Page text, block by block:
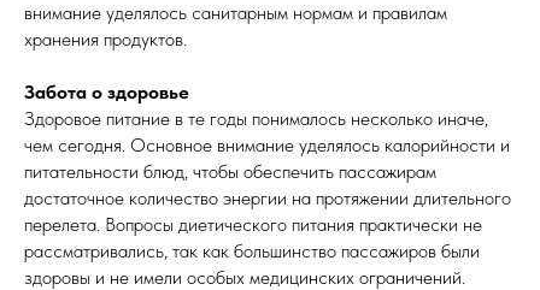
внимание уделялось санитарным нормам и правилам
хранения продуктов.
Забота о здоровье
Здоровое питание в те годы понималось несколько иначе,
чем сегодня. Основное внимание уделялось калорийности и
питательности блюд, чтобы обеспечить пассажирам
достаточное количество энергии на протяжении длительного
перелета. Вопросы диетического питания практически не
рассматривались, так как большинство пассажиров были
здоровы и не имели особых медицинских ограничений.